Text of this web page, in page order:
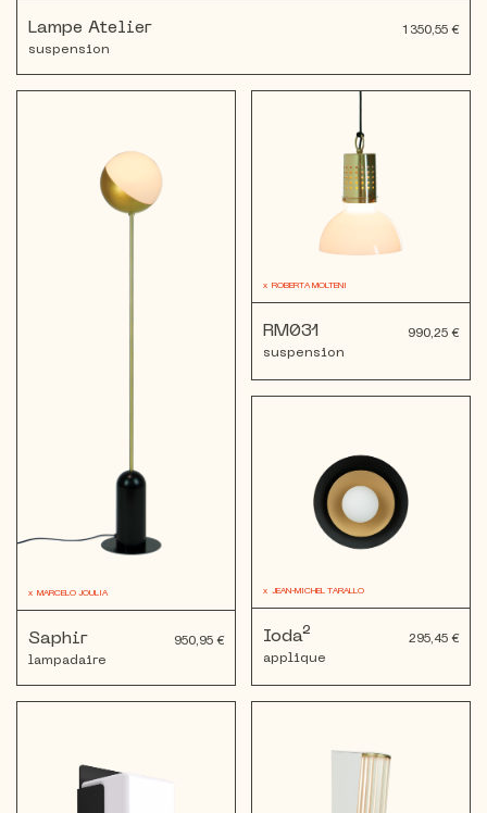
Lampe Atelier
1 350,55 €
suspension
x MARCELO JOULIA
Saphir
950,95 €
lampadaire
x ROBERTA MOLTENI
RM031
990,25 €
suspension
x JEAN-MICHEL TARALLO
Ioda²
295,45 €
applique